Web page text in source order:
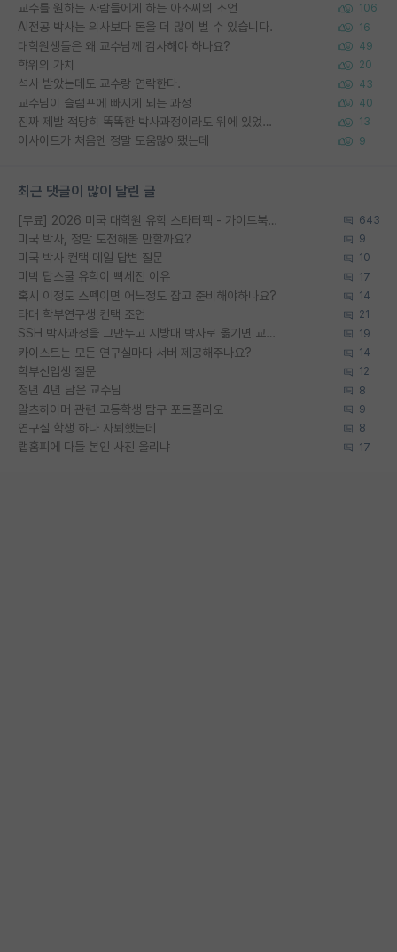
교수를 원하는 사람들에게 하는 아조씨의 조언 106
AI전공 박사는 의사보다 돈을 더 많이 벌 수 있습니다. 16
대학원생들은 왜 교수님께 감사해야 하나요? 49
학위의 가치 20
석사 받았는데도 교수랑 연락한다. 43
교수님이 슬럼프에 빠지게 되는 과정 40
진짜 제발 적당히 똑똑한 박사과정이라도 위에 있었으면.. 13
이사이트가 처음엔 정말 도움많이됐는데 9
최근 댓글이 많이 달린 글
[무료] 2026 미국 대학원 유학 스타터팩 - 가이드북 & 합격자 컨택메일 템플릿 643
미국 박사, 정말 도전해볼 만할까요? 9
미국 박사 컨택 메일 답변 질문 10
미박 탑스쿨 유학이 빡세진 이유 17
혹시 이정도 스펙이면 어느정도 잡고 준비해야하나요? 14
타대 학부연구생 컨택 조언 21
SSH 박사과정을 그만두고 지방대 박사로 옮기면 교수의 꿈은 끝일까요? 19
카이스트는 모든 연구실마다 서버 제공해주나요? 14
학부신입생 질문 12
정년 4년 남은 교수님 8
알츠하이머 관련 고등학생 탐구 포트폴리오 9
연구실 학생 하나 자퇴했는데 8
랩홈피에 다들 본인 사진 올리냐 17